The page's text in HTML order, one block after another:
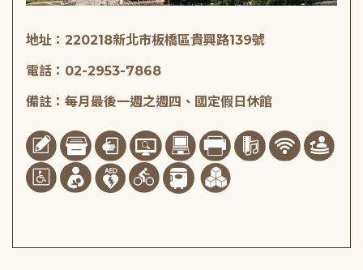
地址：220218新北市板橋區貴興路139號
電話：02-2953-7868
備註：每月最後一週之週四、國定假日休館